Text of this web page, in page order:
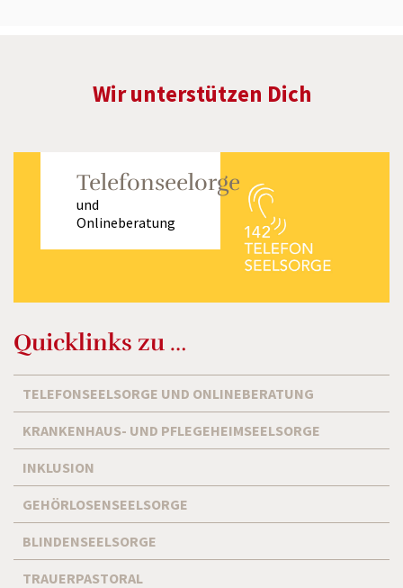
Wir unterstützen Dich
Telefonseelorge
und
Onlineberatung
Quicklinks zu …
TELEFONSEELSORGE UND ONLINEBERATUNG
KRANKENHAUS- UND PFLEGEHEIMSEELSORGE
INKLUSION
GEHÖRLOSENSEELSORGE
BLINDENSEELSORGE
TRAUERPASTORAL